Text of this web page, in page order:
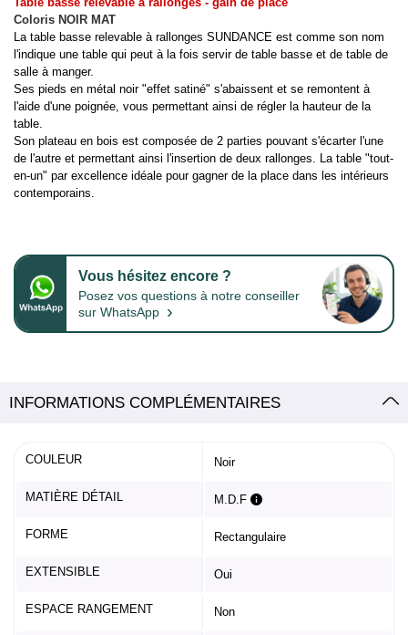
Coloris NOIR MAT
La table basse relevable à rallonges SUNDANCE est comme son nom
l'indique une table qui peut à la fois servir de table basse et de table de
salle à manger.
Ses pieds en métal noir "effet satiné" s'abaissent et se remontent à
l'aide d'une poignée, vous permettant ainsi de régler la hauteur de la
table.
Son plateau en bois est composée de 2 parties pouvant s'écarter l'une
de l'autre et permettant ainsi l'insertion de deux rallonges. La table "tout-
en-un" par excellence idéale pour gagner de la place dans les intérieurs
contemporains.
Vous hésitez encore ?
Posez vos questions à notre conseiller
sur WhatsApp ›
INFORMATIONS COMPLÉMENTAIRES
COULEUR Noir
MATIÈRE DÉTAIL M.D.F
FORME Rectangulaire
EXTENSIBLE Oui
ESPACE RANGEMENT Non